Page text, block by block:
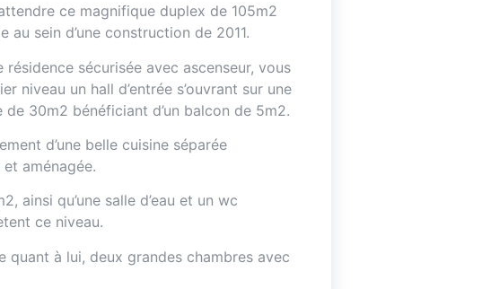
ce magnifique duplex de 105m2
au sein d’une construction de 2011.
résidence sécurisée avec ascenseur, vous
niveau un hall d’entrée s’ouvrant sur une
30m2 bénéficiant d’un balcon de 5m2.
d’une belle cuisine séparée
aménagée.
ainsi qu’une salle d’eau et un wc
ce niveau.
quant à lui, deux grandes chambres avec